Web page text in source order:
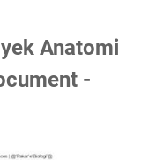
Anatomi
-